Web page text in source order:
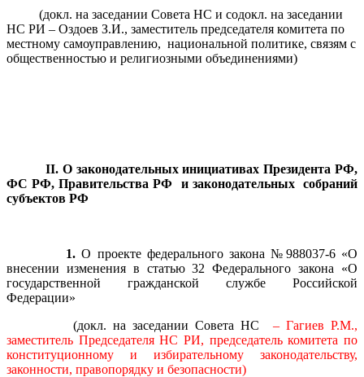
(докл. на заседании Совета НС и содокл. на заседании
НС РИ – Оздоев З.И., заместитель председателя комитета по
местному самоуправлению, национальной политике, связям с
общественностью и религиозными объединениями)
II. О законодательных инициативах Президента РФ,
ФС РФ, Правительства РФ и законодательных собраний
субъектов РФ
1.О проекте федерального закона №988037-6 «О
внесении изменения в статью 32 Федерального закона «О
государственной гражданской службе Российской
Федерации»
(докл. на заседании Совета НС – Гагиев Р.М.,
заместитель Председателя НС РИ, председатель комитета по
конституционному и избирательному законодательству,
законности, правопорядку и безопасности)